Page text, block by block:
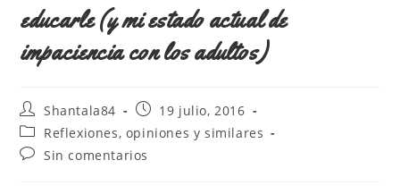
educarle (y mi estado actual de
impaciencia con los adultos)
Autor
de
la
entrada:
Shantala84
Publicación
de
la
entrada:
19 julio, 2016
Categoría
de
la
Reflexiones, opiniones y similares
Comentarios
Sin comentarios